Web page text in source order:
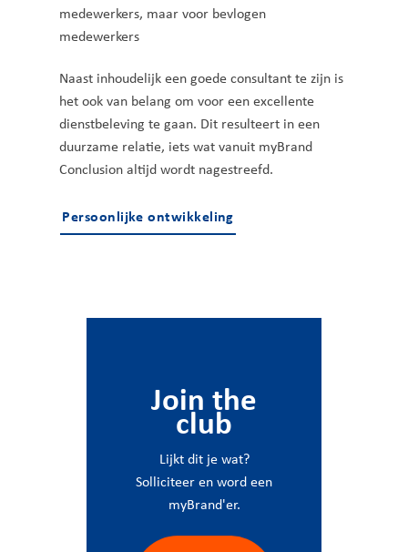
medewerkers, maar voor bevlogen
medewerkers
Naast inhoudelijk een goede consultant te zijn is
het ook van belang om voor een excellente
dienstbeleving te gaan. Dit resulteert in een
duurzame relatie, iets wat vanuit myBrand
Conclusion altijd wordt nagestreefd.
Persoonlijke ontwikkeling
Join the
club
Lijkt dit je wat?
Solliciteer en word een
myBrand'er.